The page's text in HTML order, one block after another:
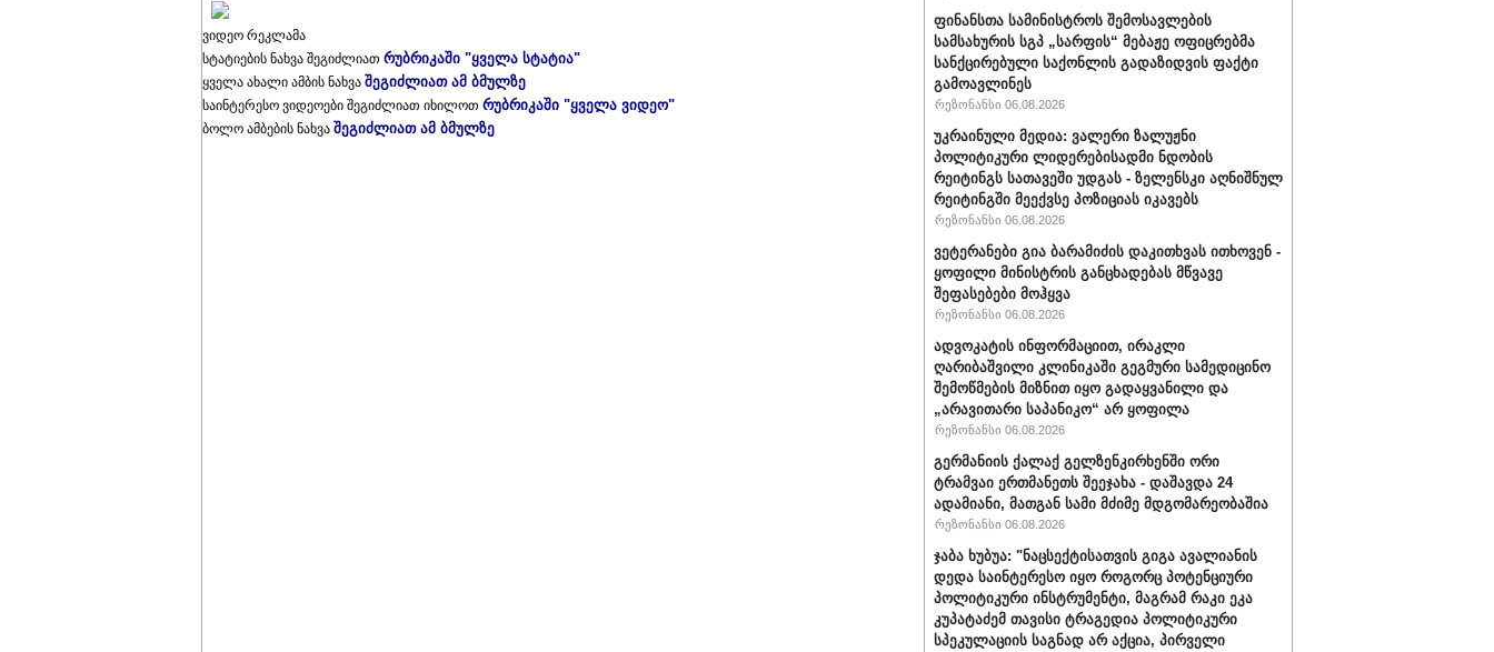
ვიდეო რეკლამა
სტატიების ნახვა შეგიძლიათ რუბრიკაში "ყველა სტატია"
ყველა ახალი ამბის ნახვა შეგიძლიათ ამ ბმულზე
საინტერესო ვიდეოები შეგიძლიათ იხილოთ რუბრიკაში "ყველა ვიდეო"
ბოლო ამბების ნახვა შეგიძლიათ ამ ბმულზე
ფინანსთა სამინისტროს შემოსავლების
სამსახურის სგპ „სარფის“ მებაჟე ოფიცრებმა
სანქცირებული საქონლის გადაზიდვის ფაქტი
გამოავლინეს
რეზონანსი 06.08.2026
უკრაინული მედია: ვალერი ზალუჟნი
პოლიტიკური ლიდერებისადმი ნდობის
რეიტინგს სათავეში უდგას - ზელენსკი აღნიშნულ
რეიტინგში მეექვსე პოზიციას იკავებს
რეზონანსი 06.08.2026
ვეტერანები გია ბარამიძის დაკითხვას ითხოვენ -
ყოფილი მინისტრის განცხადებას მწვავე
შეფასებები მოჰყვა
რეზონანსი 06.08.2026
ადვოკატის ინფორმაციით, ირაკლი
ღარიბაშვილი კლინიკაში გეგმური სამედიცინო
შემოწმების მიზნით იყო გადაყვანილი და
„არავითარი საპანიკო“ არ ყოფილა
რეზონანსი 06.08.2026
გერმანიის ქალაქ გელზენკირხენში ორი
ტრამვაი ერთმანეთს შეეჯახა - დაშავდა 24
ადამიანი, მათგან სამი მძიმე მდგომარეობაშია
რეზონანსი 06.08.2026
ჯაბა ხუბუა: "ნაცსექტისათვის გიგა ავალიანის
დედა საინტერესო იყო როგორც პოტენციური
პოლიტიკური ინსტრუმენტი, მაგრამ რაკი ეკა
კუპატაძემ თავისი ტრაგედია პოლიტიკური
სპეკულაციის საგნად არ აქცია, პირველი